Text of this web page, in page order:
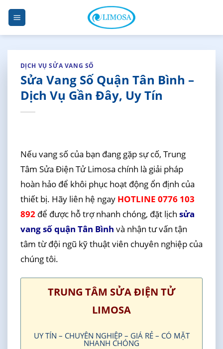
Skip
content
DỊCH VỤ SỬA VANG SỐ
Sửa Vang Số Quận Tân Bình –
Dịch Vụ Gần Đây, Uy Tín
Nếu vang số của bạn đang gặp sự cố, Trung
Tâm Sửa Điện Tử Limosa chính là giải pháp
hoàn hảo để khôi phục hoạt động ổn định của
thiết bị. Hãy liên hệ ngay HOTLINE 0776 103
892để được hỗ trợ nhanh chóng, đặt lịch sửa
vang số quận Tân Bình và nhận tư vấn tận
tâm từ đội ngũ kỹ thuật viên chuyên nghiệp của
chúng tôi.
TRUNG TÂM SỬA ĐIỆN TỬ
LIMOSA
UY TÍN – CHUYÊN NGHIỆP – GIÁ RẺ – CÓ MẶT
NHANH CHÓNG